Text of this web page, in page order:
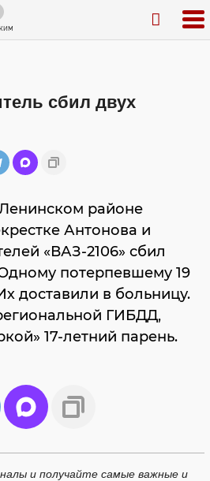
сбил двух
районе
Антонова и
«ВАЗ-2106» сбил
потерпевшему 19
доставили в больницу.
ГИБДД,
17-летний парень.
и получайте самые важные и